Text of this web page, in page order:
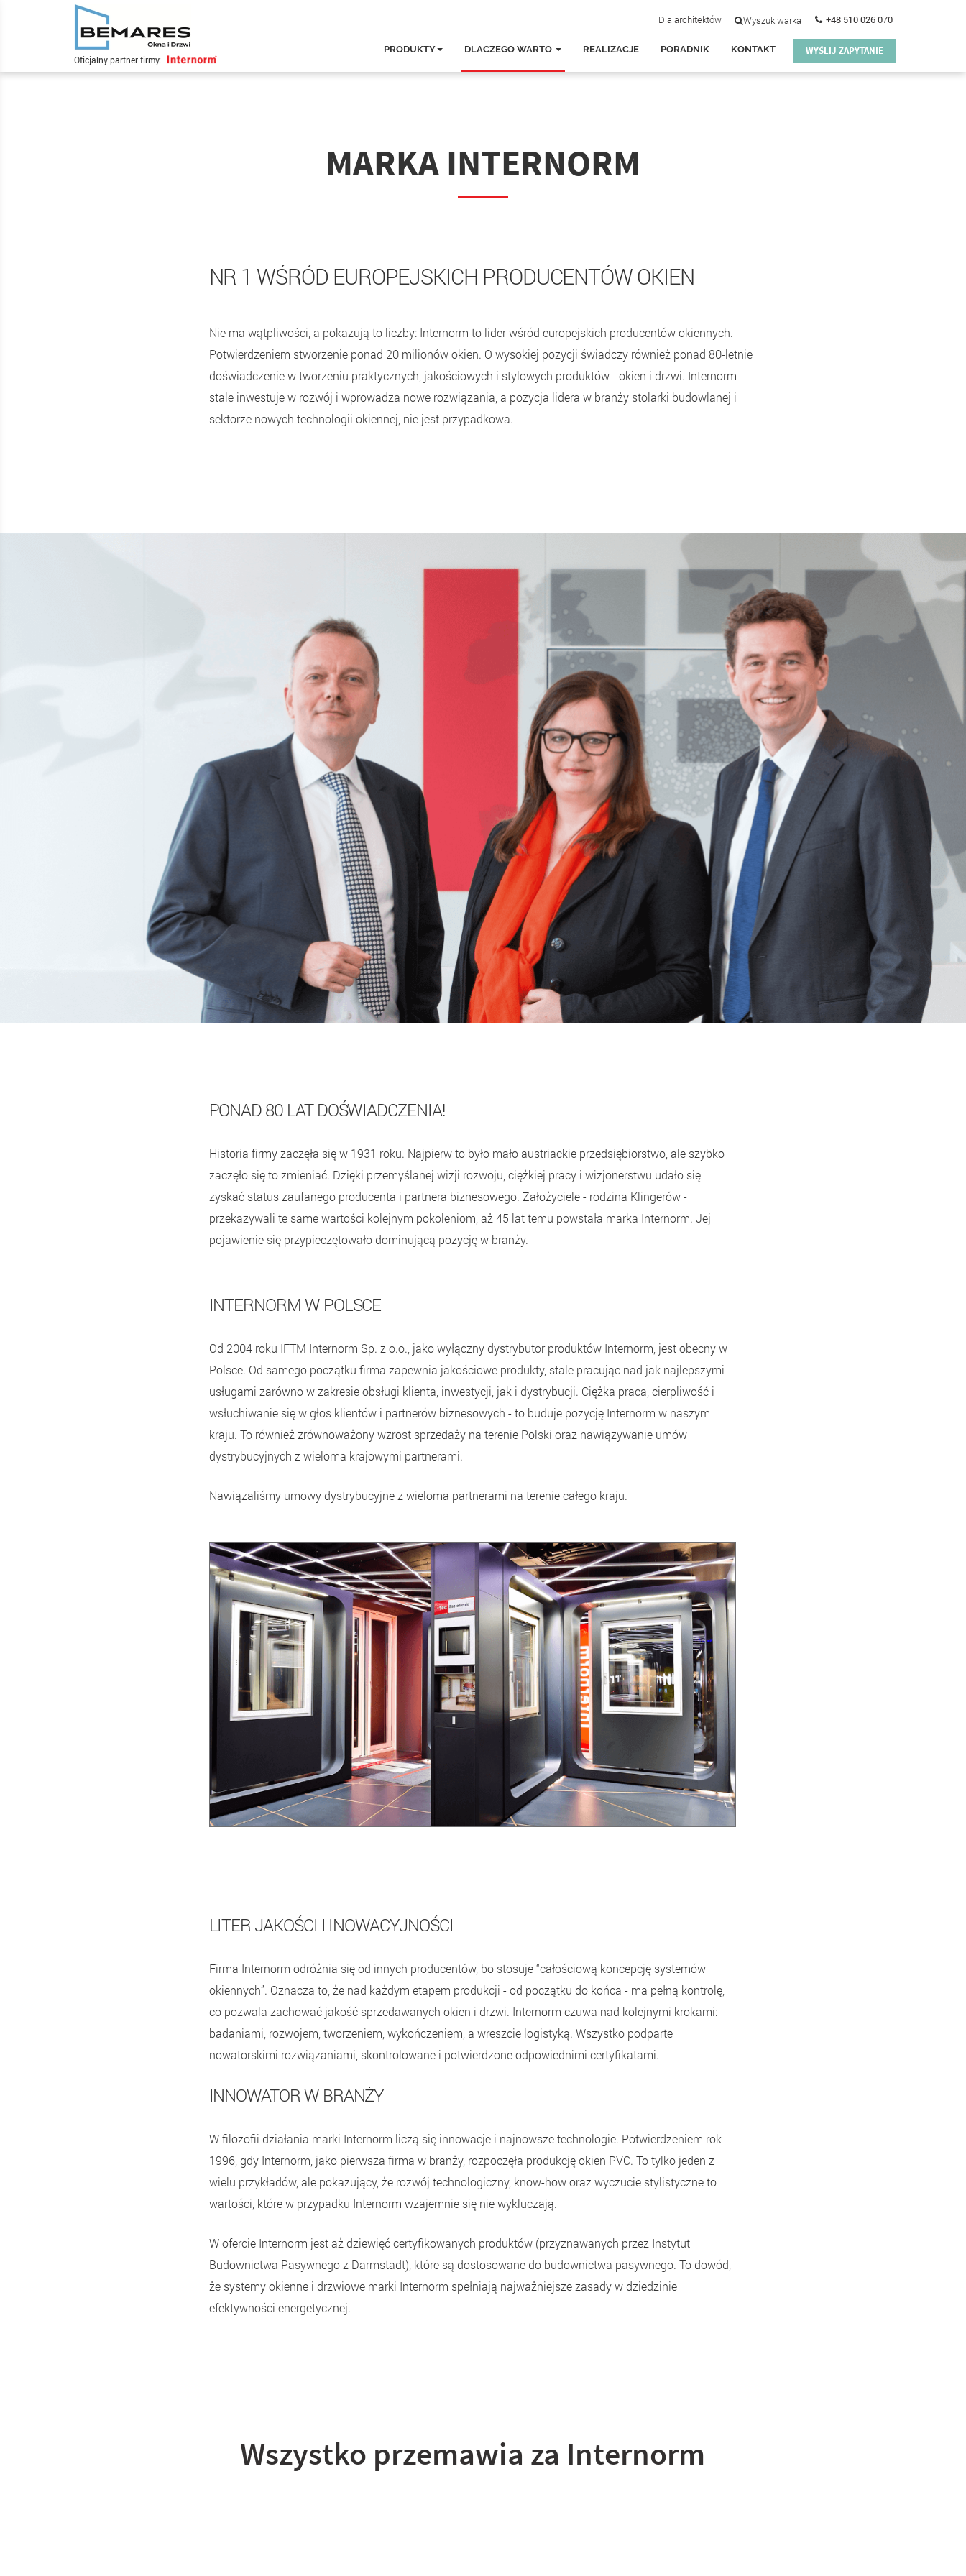
Dla architektów Wyszukiwarka +48 510 026 070
Oficjalny partner firmy:
PRODUKTY DLACZEGO WARTO REALIZACJE PORADNIK KONTAKT WYŚLIJ ZAPYTANIE
MARKA INTERNORM
NR 1 WŚRÓD EUROPEJSKICH PRODUCENTÓW OKIEN
Nie ma wątpliwości, a pokazują to liczby: Internorm to lider wśród europejskich producentów okiennych.
Potwierdzeniem stworzenie ponad 20 milionów okien. O wysokiej pozycji świadczy również ponad 80-letnie
doświadczenie w tworzeniu praktycznych, jakościowych i stylowych produktów - okien i drzwi. Internorm
stale inwestuje w rozwój i wprowadza nowe rozwiązania, a pozycja lidera w branży stolarki budowlanej i
sektorze nowych technologii okiennej, nie jest przypadkowa.
PONAD 80 LAT DOŚWIADCZENIA!
Historia firmy zaczęła się w 1931 roku. Najpierw to było mało austriackie przedsiębiorstwo, ale szybko
zaczęło się to zmieniać. Dzięki przemyślanej wizji rozwoju, ciężkiej pracy i wizjonerstwu udało się
zyskać status zaufanego producenta i partnera biznesowego. Założyciele - rodzina Klingerów -
przekazywali te same wartości kolejnym pokoleniom, aż 45 lat temu powstała marka Internorm. Jej
pojawienie się przypieczętowało dominującą pozycję w branży.
INTERNORM W POLSCE
Od 2004 roku IFTM Internorm Sp. z o.o., jako wyłączny dystrybutor produktów Internorm, jest obecny w
Polsce. Od samego początku firma zapewnia jakościowe produkty, stale pracując nad jak najlepszymi
usługami zarówno w zakresie obsługi klienta, inwestycji, jak i dystrybucji. Ciężka praca, cierpliwość i
wsłuchiwanie się w głos klientów i partnerów biznesowych - to buduje pozycję Internorm w naszym
kraju. To również zrównoważony wzrost sprzedaży na terenie Polski oraz nawiązywanie umów
dystrybucyjnych z wieloma krajowymi partnerami.
Nawiązaliśmy umowy dystrybucyjne z wieloma partnerami na terenie całego kraju.
LITER JAKOŚCI I INOWACYJNOŚCI
Firma Internorm odróżnia się od innych producentów, bo stosuje “całościową koncepcję systemów
okiennych”. Oznacza to, że nad każdym etapem produkcji - od początku do końca - ma pełną kontrolę,
co pozwala zachować jakość sprzedawanych okien i drzwi. Internorm czuwa nad kolejnymi krokami:
badaniami, rozwojem, tworzeniem, wykończeniem, a wreszcie logistyką. Wszystko podparte
nowatorskimi rozwiązaniami, skontrolowane i potwierdzone odpowiednimi certyfikatami.
INNOWATOR W BRANŻY
W filozofii działania marki Internorm liczą się innowacje i najnowsze technologie. Potwierdzeniem rok
1996, gdy Internorm, jako pierwsza firma w branży, rozpoczęła produkcję okien PVC. To tylko jeden z
wielu przykładów, ale pokazujący, że rozwój technologiczny, know-how oraz wyczucie stylistyczne to
wartości, które w przypadku Internorm wzajemnie się nie wykluczają.
W ofercie Internorm jest aż dziewięć certyfikowanych produktów (przyznawanych przez Instytut
Budownictwa Pasywnego z Darmstadt), które są dostosowane do budownictwa pasywnego. To dowód,
że systemy okienne i drzwiowe marki Internorm spełniają najważniejsze zasady w dziedzinie
efektywności energetycznej.
Wszystko przemawia za Internorm